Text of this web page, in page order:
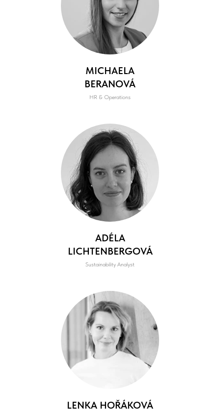
MICHAELA
BERANOVÁ
HR & Operations
ADÉLA
LICHTENBERGOVÁ
Sustainability Analyst
LENKA HOŘÁKOVÁ